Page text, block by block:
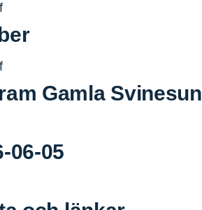
Gamla
06-05